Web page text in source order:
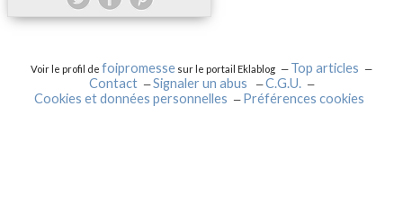
Voir le profil de foipromesse sur le portail Eklablog
Top articles
Contact
Signaler un abus
C.G.U.
Cookies et données personnelles
Préférences cookies